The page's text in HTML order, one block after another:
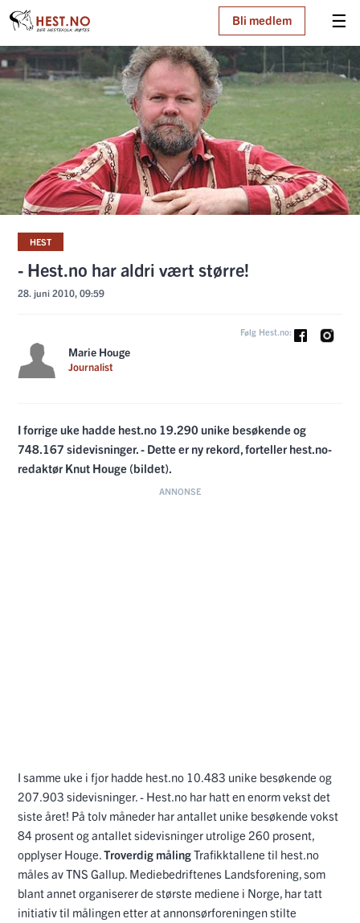
☰
Bli medlem
HEST
- Hest.no har aldri vært større!
28. juni 2010, 09:59
Marie Houge
Journalist
Følg Hest.no:
I forrige uke hadde hest.no 19.290 unike besøkende og
748.167 sidevisninger. - Dette er ny rekord, forteller hest.no-
redaktør Knut Houge (bildet).
I samme uke i fjor hadde hest.no 10.483 unike besøkende og
207.903 sidevisninger. - Hest.no har hatt en enorm vekst det
siste året! På tolv måneder har antallet unike besøkende vokst
84 prosent og antallet sidevisninger utrolige 260 prosent,
opplyser Houge.Troverdig målingTrafikktallene til hest.no
måles av TNS Gallup. Mediebedriftenes Landsforening, som
blant annet organiserer de største mediene i Norge, har tatt
initiativ til målingen etter at annonsørforeningen stilte